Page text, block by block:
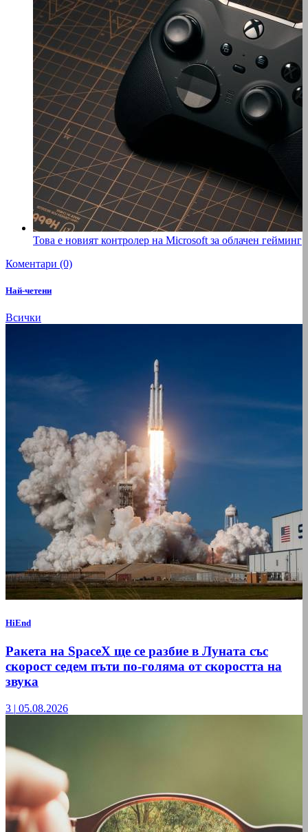
Това е новият контролер на Microsoft за облачен гейминг
Коментари (0)
Най-четени
Всички
HiEnd
Ракета на SpaceX ще се разбие в Луната със
скорост седем пъти по-голяма от скоростта на
звука
3 | 05.08.2026